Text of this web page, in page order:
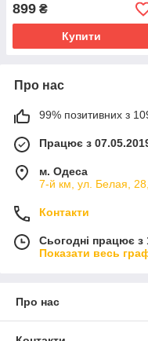
899 ₴
Купити
Про нас
99% позитивних з
Працює з
м. Одеса
7-й км, ул. Белая,
Контакти
Сьогодні працює з
Показати весь
Про нас